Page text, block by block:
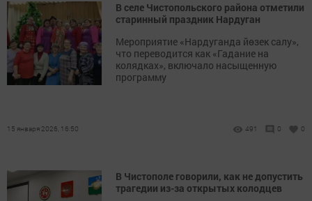
В селе Чистопольского района отметили
старинный праздник Нардуган
Мероприятие «Нардуганда йөзек салу»,
что переводится как «Гадание на
колядках», включало насыщенную
программу
15 января 2026, 16:50 491 0 0
В Чистополе говорили, как не допустить
трагедии из-за открытых колодцев